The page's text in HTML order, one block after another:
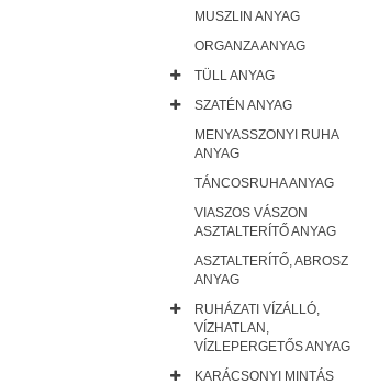
MUSZLIN ANYAG
ORGANZA ANYAG
TÜLL ANYAG
SZATÉN ANYAG
MENYASSZONYI RUHA
ANYAG
TÁNCOSRUHA ANYAG
VIASZOS VÁSZON
ASZTALTERÍTŐ ANYAG
ASZTALTERÍTŐ, ABROSZ
ANYAG
RUHÁZATI VÍZÁLLÓ,
VÍZHATLAN,
VÍZLEPERGETŐS ANYAG
KARÁCSONYI MINTÁS